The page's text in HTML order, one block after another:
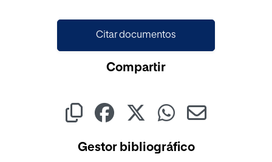
Citar documentos
Compartir
Gestor bibliográfico